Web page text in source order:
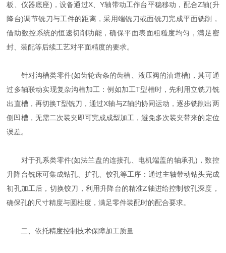
板、仪器底座)，设备通过X、Y轴带动工作台平稳移动，配合Z轴(升
降台)调节铣刀与工件的距离，采用端铣刀或面铣刀完成平面铣削，
借助数控系统的恒速切削功能，确保平面表面粗糙度均匀，满足密
封、装配等后续工艺对平面精度的要求。
针对沟槽类零件(如齿轮齿条的齿槽、液压阀的油道槽)，其可通
过多轴联动实现复杂沟槽加工：例如加工T型槽时，先利用立铣刀铣
出直槽，再切换T型铣刀，通过X轴与Z轴的协同运动，逐步铣削出两
侧凹槽，无需二次装夹即可完成成型加工，避免多次装夹带来的定位
误差。
对于孔系类零件(如法兰盘的连接孔、电机端盖的轴承孔)，数控
升降台铣床可集成钻孔、扩孔、铰孔等工序：通过主轴带动钻头完成
初孔加工后，切换铰刀，利用升降台的精准Z轴进给控制铰孔深度，
确保孔的尺寸精度与圆柱度，满足零件装配时的配合要求。
二、依托精度控制技术保障加工质量